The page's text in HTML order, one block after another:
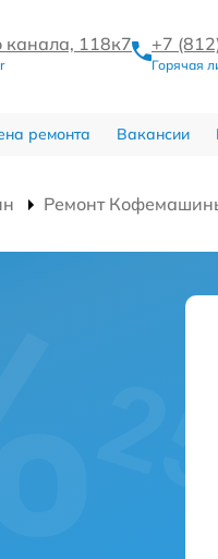
118к7 +7
Горячая
ремонта Вакансии
Ремонт